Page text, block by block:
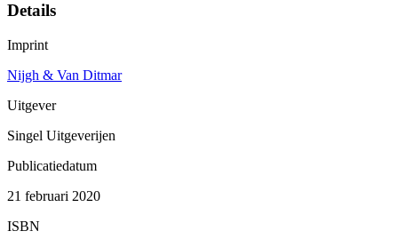
Details
Imprint
Nijgh & Van Ditmar
Uitgever
Singel Uitgeverijen
Publicatiedatum
21 februari 2020
ISBN